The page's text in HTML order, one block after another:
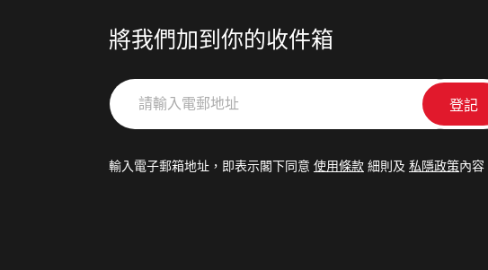
將我們加到你的收件箱
請
輸
郵
輸入電子郵箱地址，即表示閣下同意 使用條款 細則及 私隱政策內容